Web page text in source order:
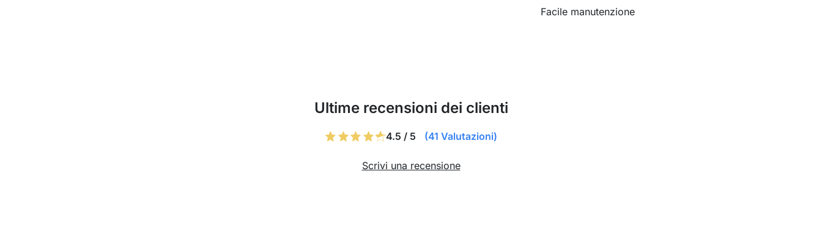
Facile manutenzione
Ultime recensioni dei clienti
4.5 / 5 (41 Valutazioni)
Scrivi una recensione